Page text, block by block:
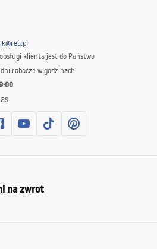
klienta jest do Państwa
robocze w godzinach:
na zwrot